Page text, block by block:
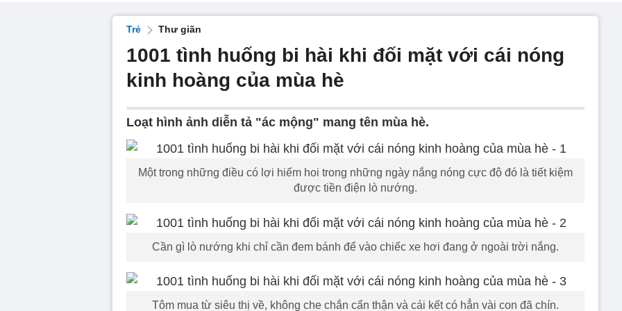
Trẻ Thư giãn
1001 tình huống bi hài khi đối mặt với cái nóng
kinh hoàng của mùa hè
Loạt hình ảnh diễn tả "ác mộng" mang tên mùa hè.
Một trong những điều có lợi hiếm hoi trong những ngày nắng nóng cực độ đó là tiết kiệm
được tiền điện lò nướng.
Cần gì lò nướng khi chỉ cần đem bánh để vào chiếc xe hơi đang ở ngoài trời nắng.
Tôm mua từ siêu thị về, không che chắn cẩn thận và cái kết có hẳn vài con đã chín.